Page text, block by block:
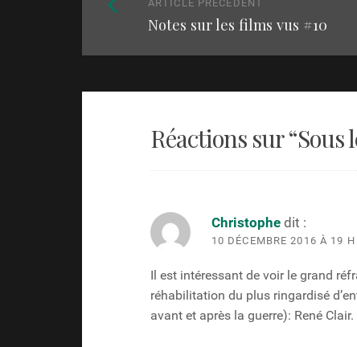
parmi
articles
ARTICLE PRÉCÉDENT
précédent
Notes sur les films vus #10
Réactions sur “Sous
Christophe dit :
10 DÉCEMBRE 2016 À 19
Il est intéressant de voir le grand
réhabilitation du plus ringardisé
avant et après la guerre): René Clair.